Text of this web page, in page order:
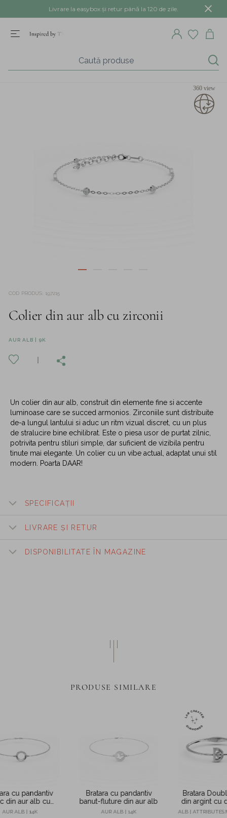
Livrare la easybox și retur până la 120 de zile.
360 view
COD PRODUS 197215
Colier din aur alb cu zirconii
AUR ALB | 9K
Un colier din aur alb, construit din elemente fine si accente
luminoase care se succed armonios. Zirconiile sunt distribuite
de-a lungul lantului si aduc un ritm vizual discret, cu un plus
de stralucire bine echilibrat. Este o piesa usor de purtat zilnic,
potrivita pentru stiluri simple, dar suficient de vizibila pentru
tinute mai elegante. Un colier cu un vibe actual, adaptat unui stil
modern. Poarta DAAR!
SPECIFICAȚII
LIVRARE ȘI RETUR
DISPONIBILITATE ÎN MAGAZINE
PRODUSE SIMILARE
cu pandantiv
din aur alb cu
zirconii
AUR ALB | 14K
Bratara cu pandantiv
banut-fluture din aur alb
AUR ALB | 14K
Bratara
din argint cu
de 0.08ct
ALB |